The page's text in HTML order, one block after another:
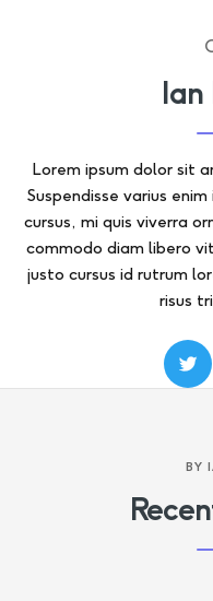
Ian
Lorem ipsum dolor sit
Suspendisse varius
cursus, mi quis viverra
commodo diam libero
justo cursus id rutrum
risus
BY